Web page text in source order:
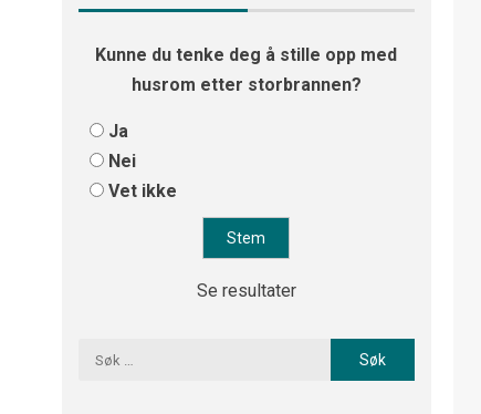
Kunne du tenke deg å stille opp med
husrom etter storbrannen?
Ja
Nei
Vet ikke
Se resultater